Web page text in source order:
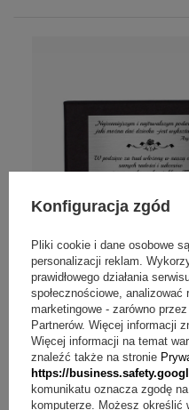
W PROMOCJI NASZ
Konfiguracja zgód
Pliki cookie i dane osobowe
personalizacji reklam.
prawidłowego działania
społecznościowe, analizować
marketingowe - zarówno
Partnerów. Więcej informacji
Więcej informacji na temat
znaleźć także na stronie
https://
komunikatu oznacza zgodę
komputerze. Możesz określić